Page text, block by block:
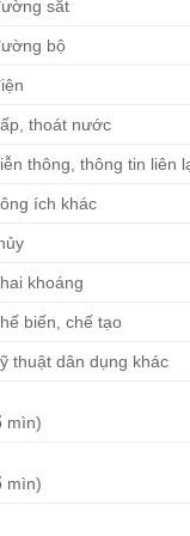
sắt
bộ
thoát nước
thông, thông tin liên
ích khác
khoáng
biến, chế tạo
thuật dân dụng khác
mìn)
mìn)